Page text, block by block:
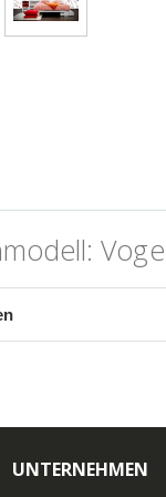
UNTERNEHMEN